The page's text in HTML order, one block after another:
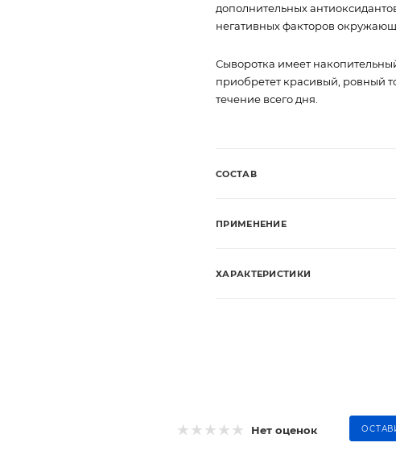
дополнительных
негативных факторов
Сыворотка имеет
приобретет красивый, ровный
течение всего дня.
СОСТАВ
ПРИМЕНЕНИЕ
ХАРАКТЕРИСТИКИ
Нет оценок